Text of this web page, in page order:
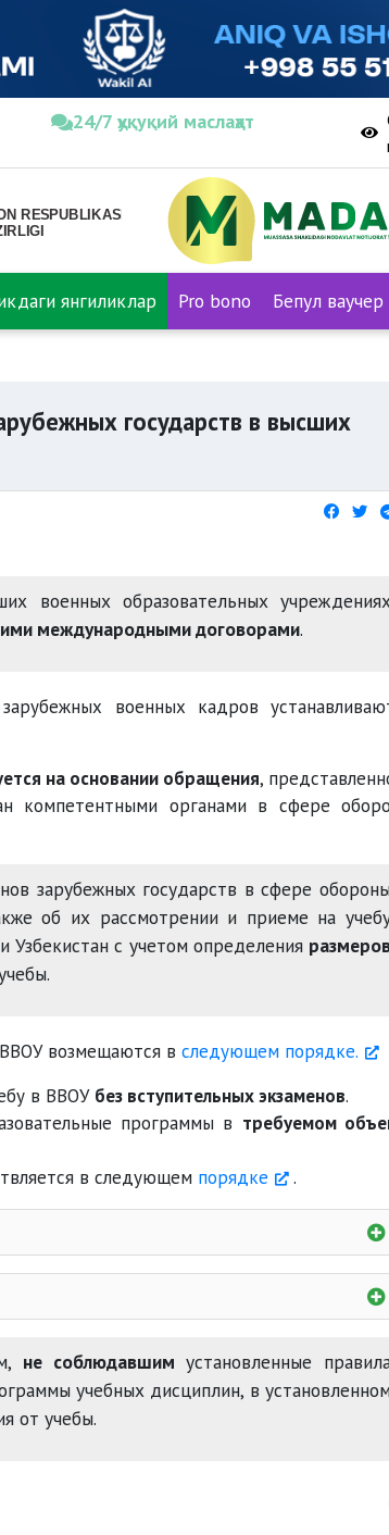
24/7 ҳуқуқий маслаҳат
янгиликлар Pro bono Бепул ваучер
государств в высших
военных образовательных
международными договорами.
военных кадров
на основании обращения,
компетентными органами в сфере
зарубежных государств в сфере
об их рассмотрении и приеме на
с учетом определения
возмещаются в следующем порядке.
в ВВОУ без вступительных экзаменов.
программы в требуемом
в следующем порядке .
не соблюдавшим установленные
учебных дисциплин, в
от учебы.